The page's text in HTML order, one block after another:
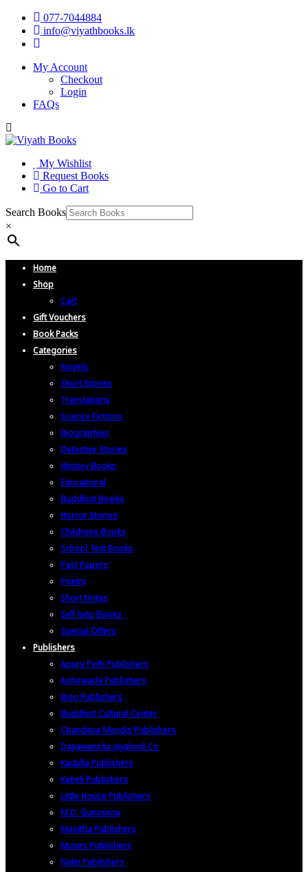
077-7044884
info@viyathbooks.lk
My Account
Checkout
Login
FAQs
My Wishlist
Request Books
Go to Cart
Search Books
×
Home
Shop
Cart
Gift Vouchers
Book Packs
Categories
Novels
Short Stories
Translations
Science Fictions
Biographies
Detective Stories
History Books
Educational
Buddhist Books
Horror Stories
Childrens Books
School Text Books
Past Papers
Poetry
Short Notes
Self help Books
Special Offers
Publishers
Apuru Poth Publishers
Ashirwada Publishers
Biso Publishers
Buddhist Cultural Center
Chandana Mendis Publishers
Dayawansha Jayakodi Co
Kadulla Publishers
Keheli Publishers
Little House Publishers
M.D. Gunasena
Masitha Publishers
Muses Publishers
Nalin Publishers